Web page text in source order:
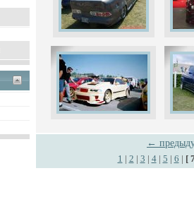
←
1 | 2 | 3 | 4| 5 | 6 | [